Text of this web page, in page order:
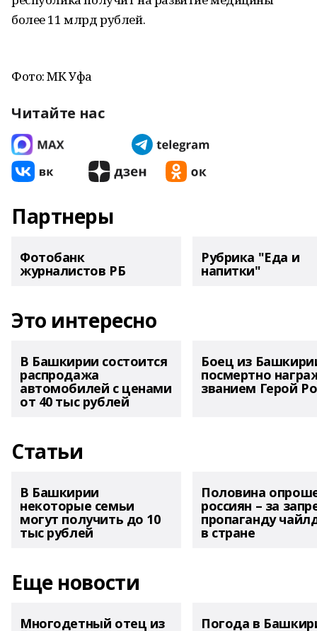
более 11 млрд рублей.
Фото: МК Уфа
Читайте нас
Партнеры
Фотобанк
журналистов РБ
Рубрика "Еда и
напитки"
Это интересно
В Башкирии состоится
распродажа
автомобилей с ценами
от 40 тыс рублей
Боец из
посмертно
званием Герой
Статьи
В Башкирии
некоторые семьи
могут получить до 10
тыс рублей
Половина
россиян – за
пропаганду
в стране
Еще новости
Многодетный отец из Погода в